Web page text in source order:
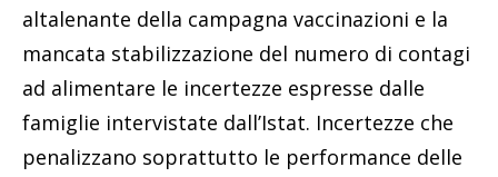
altalenante della campagna vaccinazioni e la
mancata stabilizzazione del numero di contagi
ad alimentare le incertezze espresse dalle
famiglie intervistate dall’Istat. Incertezze che
penalizzano soprattutto le performance delle